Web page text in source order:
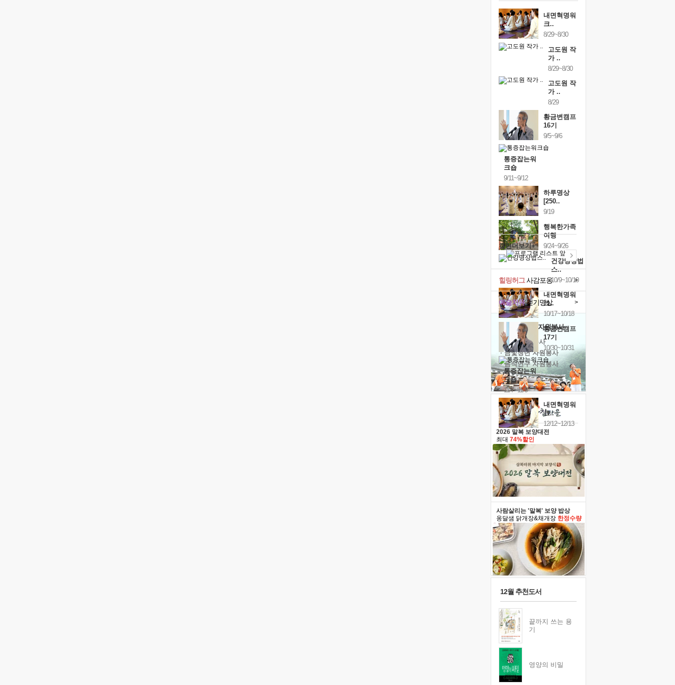
내면혁명워
크..
8/29~8/30
고도원 작
가 ..
8/29~8/30
고도원 작
가 ..
8/29
황금변캠프
16기
9/5~9/6
통증잡는워
크숍
9/11~9/12
하루명상
[250..
9/19
행복한가족
여행
9/24~9/26
건강명상법
스..
10/9~10/10
내면혁명워
크..
10/17~10/18
황금변캠프
17기
10/30~10/31
통증잡는워
크숍
11/7~11/8
내면혁명워
크..
12/12~12/13
캘린더보기+
예술치유걷기명상 >
힐링허그사감포옹 >
'옹달샘의 꽃' 자원봉사
· 청년 자원봉사
· 금빛청년 자원봉사
· 음식연구 자원봉사
2026 말복 보양대전
최대 74%할인
사람살리는 '말복' 보양 밥상
옹달샘 닭개장&채개장 한정수량
12월 추천도서
끝까지 쓰는 용
기
영양의 비밀